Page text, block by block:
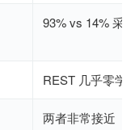
93% vs 14% 采
REST 几乎零学
两者非常接近